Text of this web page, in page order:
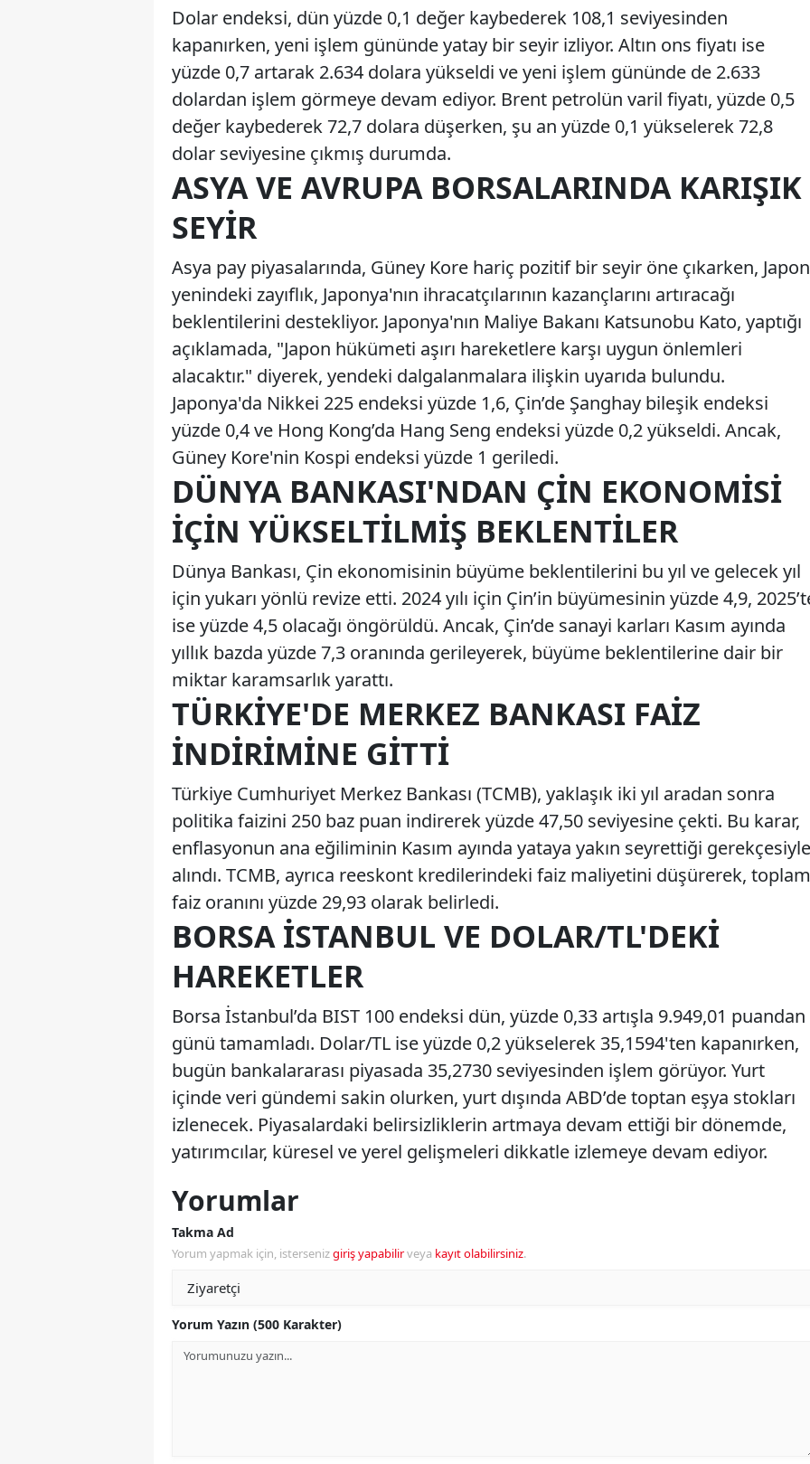
Dolar endeksi, dün yüzde 0,1 değer kaybederek 108,1 seviyesinden
kapanırken, yeni işlem gününde yatay bir seyir izliyor. Altın ons fiyatı ise
yüzde 0,7 artarak 2.634 dolara yükseldi ve yeni işlem gününde de 2.633
dolardan işlem görmeye devam ediyor. Brent petrolün varil fiyatı, yüzde 0,5
değer kaybederek 72,7 dolara düşerken, şu an yüzde 0,1 yükselerek 72,8
dolar seviyesine çıkmış durumda.
ASYA VE AVRUPA BORSALARINDA KARIŞIK
SEYIR
Asya pay piyasalarında, Güney Kore hariç pozitif bir seyir öne çıkarken, Japon
yenindeki zayıflık, Japonya'nın ihracatçılarının kazançlarını artıracağı
beklentilerini destekliyor. Japonya'nın Maliye Bakanı Katsunobu Kato, yaptığı
açıklamada, "Japon hükümeti aşırı hareketlere karşı uygun önlemleri
alacaktır." diyerek, yendeki dalgalanmalara ilişkin uyarıda bulundu.
Japonya'da Nikkei 225 endeksi yüzde 1,6, Çin’de Şanghay bileşik endeksi
yüzde 0,4 ve Hong Kong’da Hang Seng endeksi yüzde 0,2 yükseldi. Ancak,
Güney Kore'nin Kospi endeksi yüzde 1 geriledi.
DÜNYA BANKASI'NDAN ÇIN EKONOMISI
İÇIN YÜKSELTILMIŞ BEKLENTILER
Dünya Bankası, Çin ekonomisinin büyüme beklentilerini bu yıl ve gelecek yıl
için yukarı yönlü revize etti. 2024 yılı için Çin’in büyümesinin yüzde 4,9,
ise yüzde 4,5 olacağı öngörüldü. Ancak, Çin’de sanayi karları Kasım ayında
yıllık bazda yüzde 7,3 oranında gerileyerek, büyüme beklentilerine dair bir
miktar karamsarlık yarattı.
TÜRKIYE'DE MERKEZ BANKASI FAIZ
İNDIRIMINE GITTI
Türkiye Cumhuriyet Merkez Bankası (TCMB), yaklaşık iki yıl aradan sonra
politika faizini 250 baz puan indirerek yüzde 47,50 seviyesine çekti. Bu karar,
enflasyonun ana eğiliminin Kasım ayında yataya yakın seyrettiği gerekçesiyle
alındı. TCMB, ayrıca reeskont kredilerindeki faiz maliyetini düşürerek, toplam
faiz oranını yüzde 29,93 olarak belirledi.
BORSA İSTANBUL VE DOLAR/TL'DEKI
HAREKETLER
Borsa İstanbul’da BIST 100 endeksi dün, yüzde 0,33 artışla 9.949,01 puandan
günü tamamladı. Dolar/TL ise yüzde 0,2 yükselerek 35,1594'ten kapanırken,
bugün bankalararası piyasada 35,2730 seviyesinden işlem görüyor. Yurt
içinde veri gündemi sakin olurken, yurt dışında ABD’de toptan eşya stokları
izlenecek. Piyasalardaki belirsizliklerin artmaya devam ettiği bir dönemde,
yatırımcılar, küresel ve yerel gelişmeleri dikkatle izlemeye devam ediyor.
Yorumlar
Takma Ad
Yorum yapmak için, istersenizgiriş yapabilirveya kayıt olabilirsiniz.
Yorum Yazın (500 Karakter)